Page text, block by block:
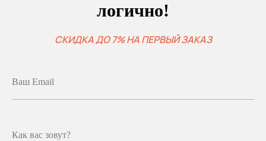
логично!
СКИДКА ДО 7% НА ПЕРВЫЙ ЗАКАЗ
Ваш Email
Как вас зовут?